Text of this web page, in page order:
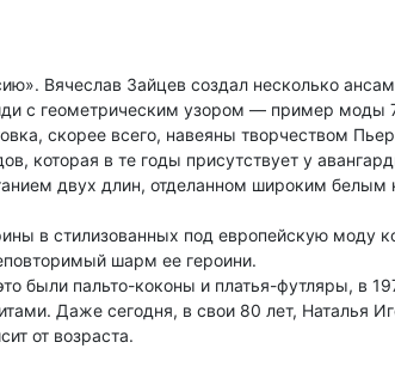
Вячеслав Зайцев создал несколько
с геометрическим узором — пример моды
скорее всего, навеяны творчеством
которая в те годы присутствует у
двух длин, отделанном широким белым
в стилизованных под европейскую
шарм ее героини.
были пальто-коконы и платья-футляры, в
Даже сегодня, в свои 80 лет, Наталья
от возраста.